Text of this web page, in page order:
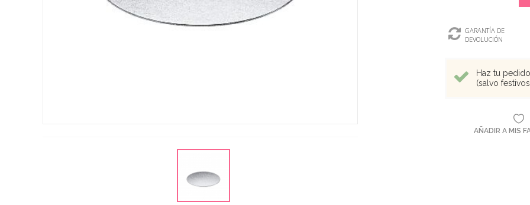
GARANTÍA DE
DEVOLUCIÓN
Haz tu
(salvo
AÑADIR A MIS